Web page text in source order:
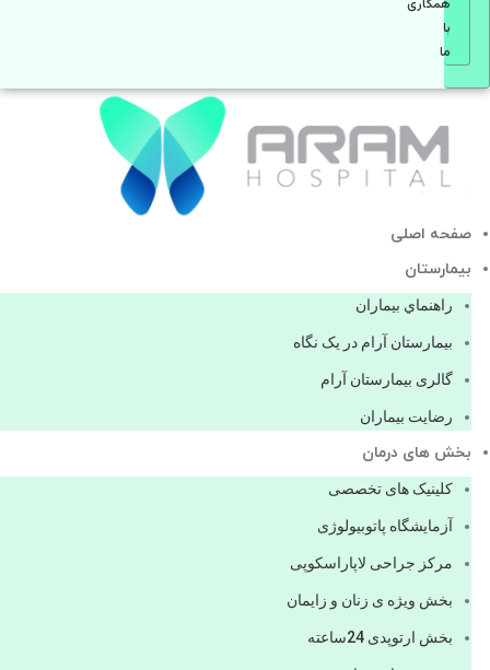
همكاری
با
ما
صفحه اصلی
بيمارستان
راهنماي بیماران
بیمارستان آرام در یک نگاه
گالری بیمارستان آرام
رضایت بیماران
بخش های درمان
کلینیک های تخصصی
آزمایشگاه پاتوبیولوژی
مرکز جراحی لاپاراسکوپی
بخش ویژه ی زنان و زایمان
بخش ارتوپدی 24ساعته